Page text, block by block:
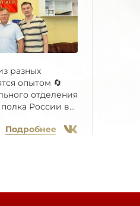
разных
опытом 🔄
отделения
России в...
Подробнее